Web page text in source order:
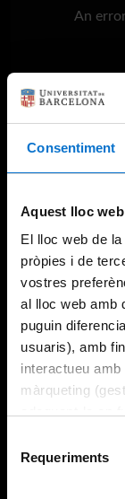
Consentiment
Aquest lloc
El lloc web de
pròpies i de
vostres
al lloc web amb
puguin
usuaris), amb
interactueu
màrqueting
consultar la
Requeriments
An